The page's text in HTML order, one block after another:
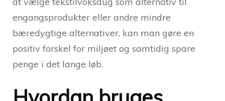
engangsprodukter eller andre mindre
bæredygtige alternativer, kan man gøre en
positiv forskel for miljøet og samtidig spare
penge i det lange løb.